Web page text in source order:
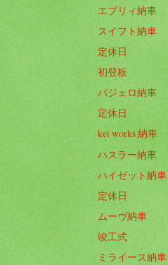
エブリィ納車
スイフト納車
定休日
初登板
パジェロ納車
定休日
kei works 納車
ハスラー納車
ハイゼット納車
定休日
ムーヴ納車
竣工式
ミライース納車